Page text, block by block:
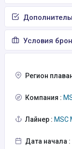
Условия
Регион
Компания :
Лайнер : MSC
Дата начала :